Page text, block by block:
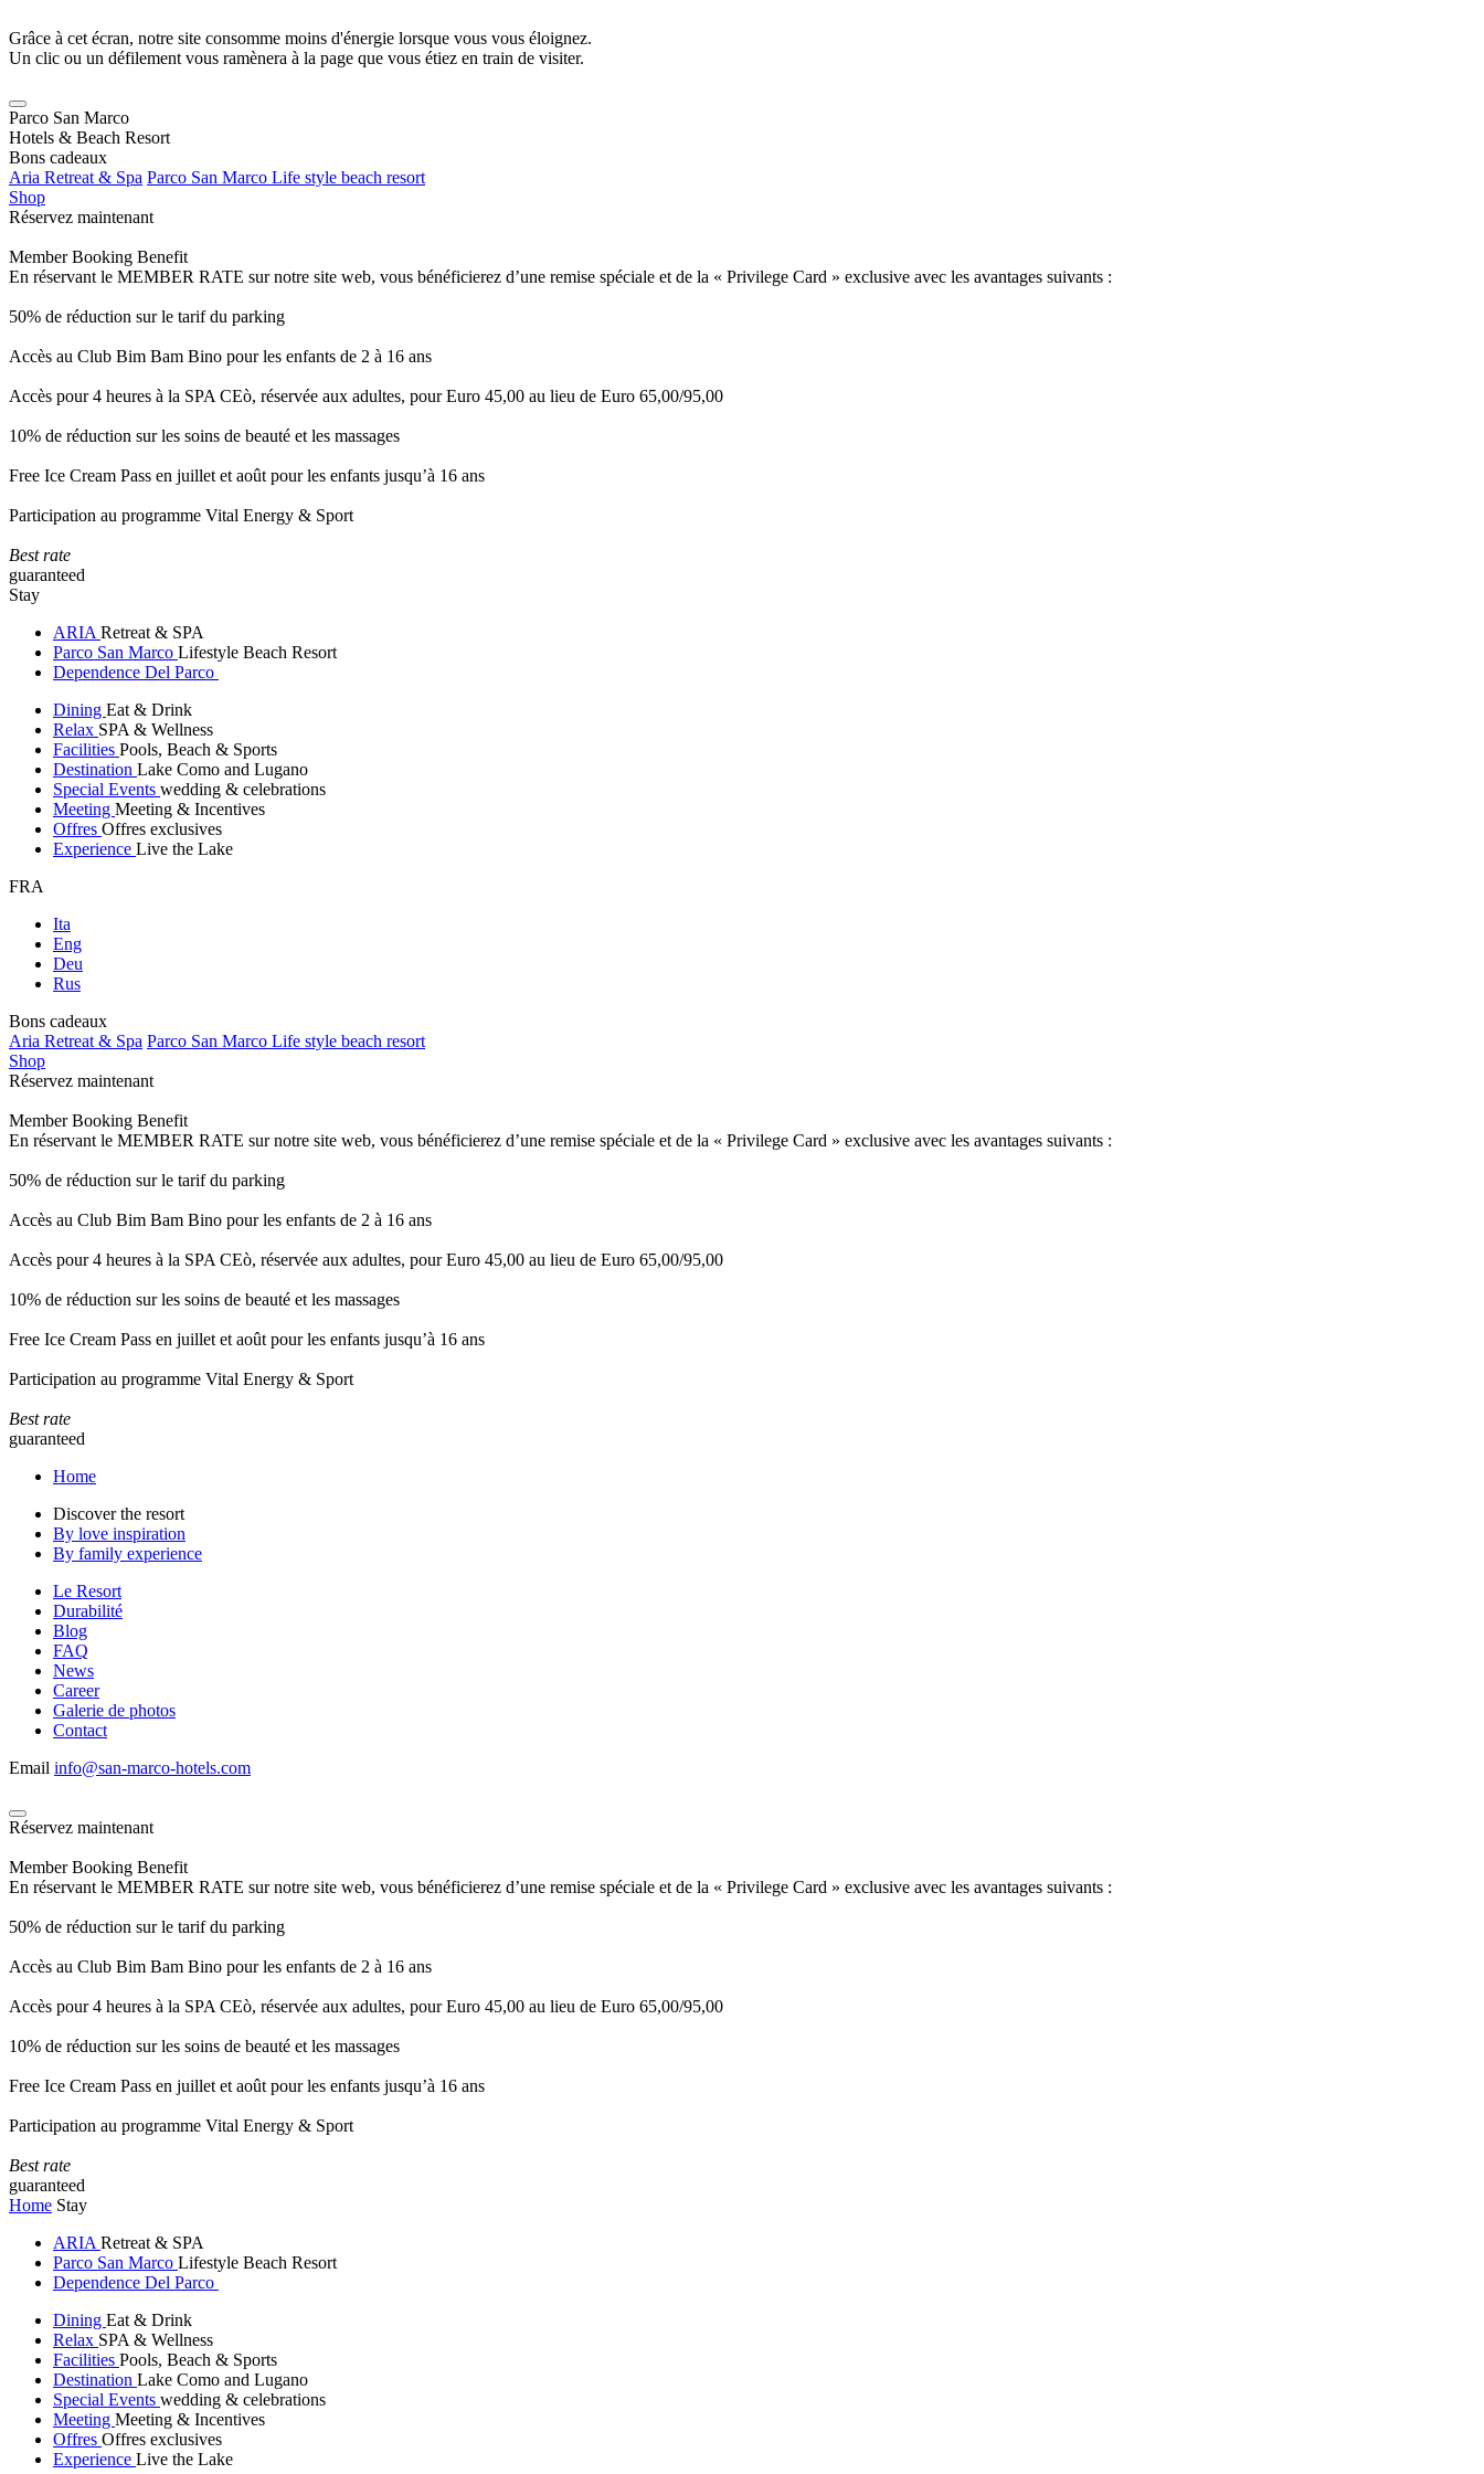
Grâce à cet écran, notre site consomme moins d'énergie lorsque vous vous éloignez.
Un clic ou un défilement vous ramènera à la page que vous étiez en train de visiter.
Parco San Marco
Hotels & Beach Resort
Bons cadeaux
Aria Retreat & Spa Parco San Marco Life style beach resort
Shop
Réservez maintenant
Member Booking Benefit
En réservant le MEMBER RATE sur notre site web, vous bénéficierez d’une remise spéciale et de la « Privilege Card » exclusive avec les avantages suivants :
50% de réduction sur le tarif du parking
Accès au Club Bim Bam Bino pour les enfants de 2 à 16 ans
Accès pour 4 heures à la SPA CEò, réservée aux adultes, pour Euro 45,00 au lieu de Euro 65,00/95,00
10% de réduction sur les soins de beauté et les massages
Free Ice Cream Pass en juillet et août pour les enfants jusqu’à 16 ans
Participation au programme Vital Energy & Sport
Best rate
guaranteed
Stay
ARIA Retreat & SPA
Parco San Marco Lifestyle Beach Resort
Dependence Del Parco
Dining Eat & Drink
Relax SPA & Wellness
Facilities Pools, Beach & Sports
Destination Lake Como and Lugano
Special Events wedding & celebrations
Meeting Meeting & Incentives
Offres Offres exclusives
Experience Live the Lake
FRA
Ita
Eng
Deu
Rus
Bons cadeaux
Aria Retreat & Spa Parco San Marco Life style beach resort
Shop
Réservez maintenant
Member Booking Benefit
En réservant le MEMBER RATE sur notre site web, vous bénéficierez d’une remise spéciale et de la « Privilege Card » exclusive avec les avantages suivants :
50% de réduction sur le tarif du parking
Accès au Club Bim Bam Bino pour les enfants de 2 à 16 ans
Accès pour 4 heures à la SPA CEò, réservée aux adultes, pour Euro 45,00 au lieu de Euro 65,00/95,00
10% de réduction sur les soins de beauté et les massages
Free Ice Cream Pass en juillet et août pour les enfants jusqu’à 16 ans
Participation au programme Vital Energy & Sport
Best rate
guaranteed
Home
Discover the resort
By love inspiration
By family experience
Le Resort
Durabilité
Blog
FAQ
News
Career
Galerie de photos
Contact
Email info@san-marco-hotels.com
Réservez maintenant
Member Booking Benefit
En réservant le MEMBER RATE sur notre site web, vous bénéficierez d’une remise spéciale et de la « Privilege Card » exclusive avec les avantages suivants :
50% de réduction sur le tarif du parking
Accès au Club Bim Bam Bino pour les enfants de 2 à 16 ans
Accès pour 4 heures à la SPA CEò, réservée aux adultes, pour Euro 45,00 au lieu de Euro 65,00/95,00
10% de réduction sur les soins de beauté et les massages
Free Ice Cream Pass en juillet et août pour les enfants jusqu’à 16 ans
Participation au programme Vital Energy & Sport
Best rate
guaranteed
Home Stay
ARIA Retreat & SPA
Parco San Marco Lifestyle Beach Resort
Dependence Del Parco
Dining Eat & Drink
Relax SPA & Wellness
Facilities Pools, Beach & Sports
Destination Lake Como and Lugano
Special Events wedding & celebrations
Meeting Meeting & Incentives
Offres Offres exclusives
Experience Live the Lake